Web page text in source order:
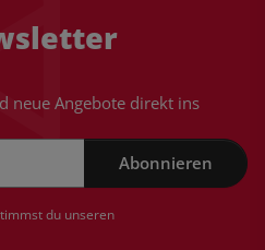
neue Angebote direkt ins
Abonnieren
du unseren